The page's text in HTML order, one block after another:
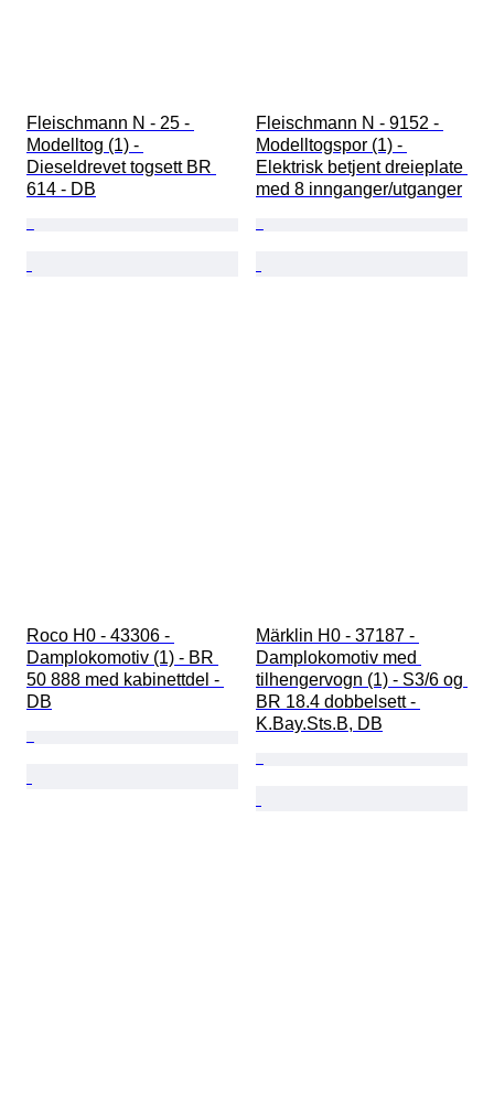
Fleischmann N - 25 -
Modelltog (1) -
Dieseldrevet togsett BR
614 - DB
Fleischmann N - 9152 -
Modelltogspor (1) -
Elektrisk betjent dreieplate
med 8 innganger/utganger
Roco H0 - 43306 -
Damplokomotiv (1) - BR
50 888 med kabinettdel -
DB
Märklin H0 - 37187 -
Damplokomotiv med
tilhengervogn (1) - S3/6 og
BR 18.4 dobbelsett -
K.Bay.Sts.B, DB